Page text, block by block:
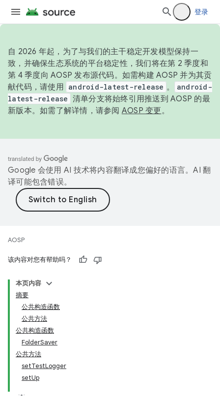
登录
自 2026 年起，为了与我们的主干稳定开发模型保持一
致，并确保生态系统的平台稳定性，我们将在第 2 季度和
第 4 季度向 AOSP 发布源代码。如需构建 AOSP 并为其贡
献代码，请使用 android-latest-release 。
android-
latest-release 清单分支将始终引用推送到 AOSP 的最
新版本。如需了解详情，请参阅 AOSP 变更。
Google 会使用 AI 技术将内容翻译成您偏好的语言。AI 翻
译可能包含错误。
AOSP
该内容对您有帮助吗？
本页内容
摘要
公共构造函数
公共方法
公共构造函数
FolderSaver
公共方法
setTestLogger
setUp